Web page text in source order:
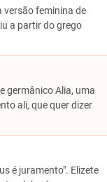
versão feminina de
a partir do grego
germânico Alia, uma
ali, que quer dizer
é juramento". Elizete